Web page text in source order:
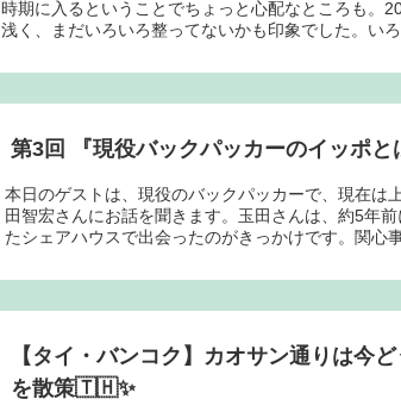
時期に入るということでちょっと心配なところも。
浅く、まだいろいろ整ってないかも印象でした。いろ
第3回 『現役バックパッカーのイッポと
本日のゲストは、現役のバックパッカーで、現在は
田智宏さんにお話を聞きます。玉田さんは、約5年
たシェアハウスで出会ったのがきっかけです。関心
【タイ・バンコク】カオサン通りは今
を散策🇹🇭✨